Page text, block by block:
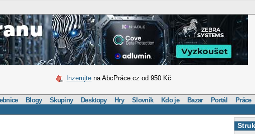
Inzerujte na AbcPráce.cz od 950 Kč
Blogy Skupiny Desktopy Hry Slovník Kdo je Bazar Portál Práce